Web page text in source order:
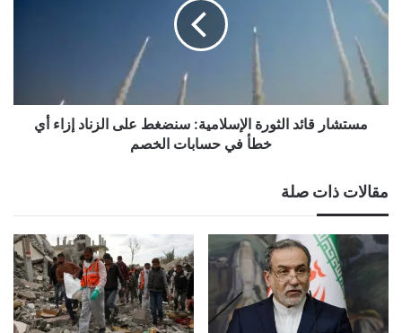
الإسلامية:
سنضغط
الزناد
إزاء
أي
مستشار قائد الثورة الإسلامية: سنضغط على الزناد إزاء أي
خطأ في حسابات الخصم
مقالات ذات صلة